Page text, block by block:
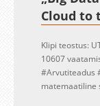
Cloud to
Klipi teostus:
10607
Arvutiteadus
matemaatiline